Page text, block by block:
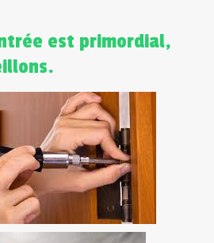
est primordial,